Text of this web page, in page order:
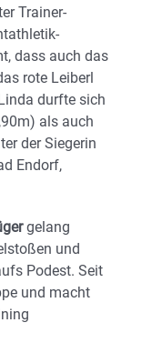
Trainer-
dass auch das
rote Leiberl
durfte sich
als auch
der Siegerin
Endorf,
gelang
und
Podest. Seit
und macht